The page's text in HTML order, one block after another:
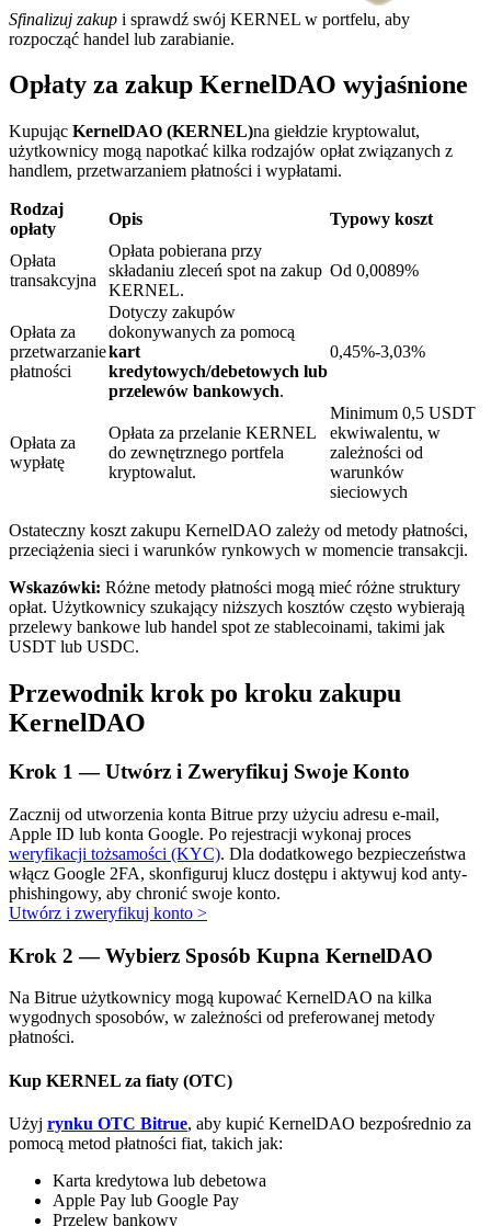
Blokady BTR
Ekskluzywne inwestycje dla posiadaczy BTR
Pożyczki
Usługa pożyczek wspieranych kryptowalutami
Automatyczna inwestycja
Zdobądź długoterminowy zysk i elastyczne zainteresowania
Naucz się stakingu
Dowiedz się, jak uzyskać dochód pasywny
Bitruści Partnerzy
Sfinalizuj zakup i sprawdź swój KERNEL w portfelu, aby
rozpocząć handel lub zarabianie.
Opłaty za zakup KernelDAO wyjaśnione
Kupując KernelDAO (KERNEL)na giełdzie kryptowalut,
użytkownicy mogą napotkać kilka rodzajów opłat związanych z
handlem, przetwarzaniem płatności i wypłatami.
Rodzaj
opłaty
Opis Typowy koszt
Opłata
transakcyjna
Opłata pobierana przy
składaniu zleceń spot na zakup
KERNEL.
Od 0,0089%
Opłata za
przetwarzanie
płatności
Dotyczy zakupów
dokonywanych za pomocą
kart
kredytowych/debetowych lub
przelewów bankowych.
0,45%-3,03%
Opłata za
wypłatę
Opłata za przelanie KERNEL
do zewnętrznego portfela
kryptowalut.
Minimum 0,5 USDT
ekwiwalentu, w
zależności od
warunków
sieciowych
Ostateczny koszt zakupu KernelDAO zależy od metody płatności,
przeciążenia sieci i warunków rynkowych w momencie transakcji.
Wskazówki: Różne metody płatności mogą mieć różne struktury
opłat. Użytkownicy szukający niższych kosztów często wybierają
przelewy bankowe lub handel spot ze stablecoinami, takimi jak
USDT lub USDC.
Przewodnik krok po kroku zakupu
KernelDAO
Krok 1 —Utwórz i Zweryfikuj Swoje Konto
Zacznij od utworzenia konta Bitrue przy użyciu adresu e-mail,
Apple ID lub konta Google. Po rejestracji wykonaj proces
weryfikacji tożsamości (KYC). Dla dodatkowego bezpieczeństwa
włącz Google 2FA, skonfiguruj klucz dostępu i aktywuj kod anty-
phishingowy, aby chronić swoje konto.
Utwórz i zweryfikuj konto >
Krok 2 — Wybierz Sposób Kupna KernelDAO
Na Bitrue użytkownicy mogą kupować KernelDAO na kilka
wygodnych sposobów, w zależności od preferowanej metody
płatności.
Kup KERNEL za fiaty (OTC)
Użyj rynku OTC Bitrue, aby kupić KernelDAO bezpośrednio za
pomocą metod płatności fiat, takich jak:
Karta kredytowa lub debetowa
Apple Pay lub Google Pay
Przelew bankowy